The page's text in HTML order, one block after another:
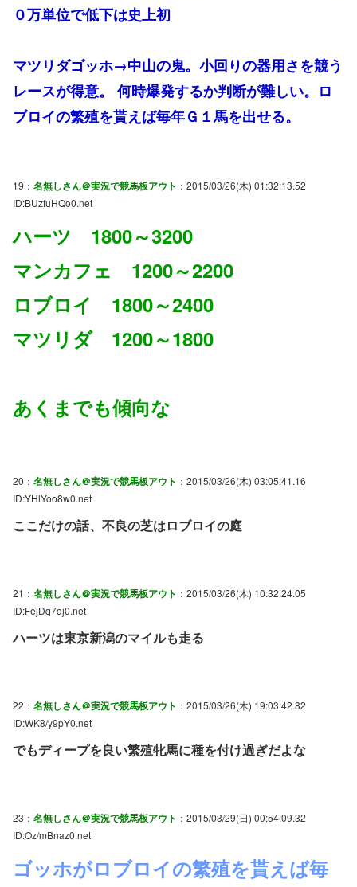
０万単位で低下は史上初
マツリダゴッホ→中山の鬼。小回りの器用さを競う
レースが得意。 何時爆発するか判断が難しい。ロ
ブロイの繁殖を貰えば毎年Ｇ１馬を出せる。
19： 名無しさん＠実況で競馬板アウト ：2015/03/26(木) 01:32:13.52
ID:BUzfuHQo0.net
ハーツ 1800～3200
マンカフェ 1200～2200
ロブロイ 1800～2400
マツリダ 1200～1800
あくまでも傾向な
20： 名無しさん＠実況で競馬板アウト ：2015/03/26(木) 03:05:41.16
ID:YHlYoo8w0.net
ここだけの話、不良の芝はロブロイの庭
21： 名無しさん＠実況で競馬板アウト ：2015/03/26(木) 10:32:24.05
ID:FejDq7qj0.net
ハーツは東京新潟のマイルも走る
22： 名無しさん＠実況で競馬板アウト ：2015/03/26(木) 19:03:42.82
ID:WK8/y9pY0.net
でもディープを良い繁殖牝馬に種を付け過ぎだよな
23： 名無しさん＠実況で競馬板アウト ：2015/03/29(日) 00:54:09.32
ID:Oz/mBnaz0.net
ゴッホがロブロイの繁殖を貰えば毎